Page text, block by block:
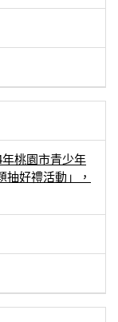
桃園市青少年
抽好禮活動」，